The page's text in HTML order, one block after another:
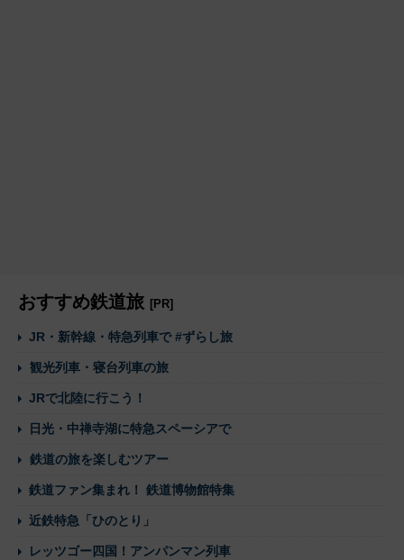
おすすめ鉄道旅 [PR]
JR・新幹線・特急列車で #ずらし旅
観光列車・寝台列車の旅
JRで北陸に行こう！
日光・中禅寺湖に特急スペーシアで
鉄道の旅を楽しむツアー
鉄道ファン集まれ！ 鉄道博物館特集
近鉄特急「ひのとり」
レッツゴー四国！アンパンマン列車